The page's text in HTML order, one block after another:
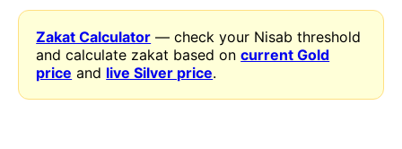
Zakat Calculator — check your Nisab threshold
and calculate zakat based oncurrent Gold
price and live Silver price.